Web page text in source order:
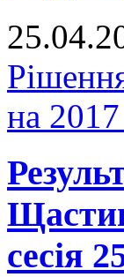
на
сесія